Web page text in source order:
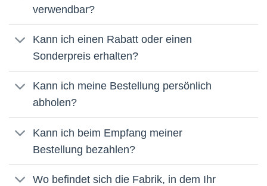
verwendbar?
Kann ich einen Rabatt oder einen
Sonderpreis erhalten?
Kann ich meine Bestellung persönlich
abholen?
Kann ich beim Empfang meiner
Bestellung bezahlen?
Wo befindet sich die Fabrik, in dem Ihr